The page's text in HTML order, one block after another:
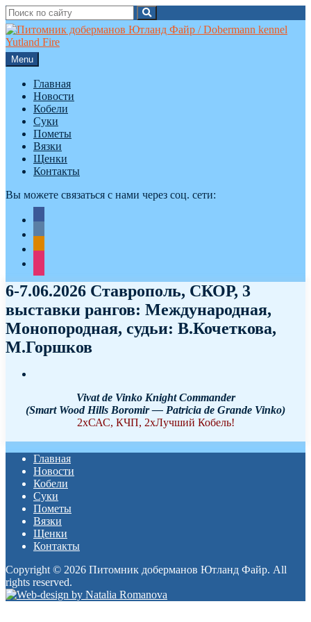
Search
for:
Search
Skip
to
content
Menu
Главная
Новости
Кобели
Суки
Пометы
Вязки
Щенки
Контакты
Вы можете связаться с нами через соц. сети:
6-7.06.2026 Ставрополь, СКОР, 3
выставки рангов: Международная,
Монопородная, судьи: В.Кочеткова,
М.Горшков
Vivat de Vinko Knight Commander
(Smart Wood Hills Boromir — Patricia de Grande Vinko)
2хСАС, КЧП, 2хЛучший Кобель!
Главная
Новости
Кобели
Суки
Пометы
Вязки
Щенки
Контакты
Copyright © 2026 Питомник доберманов Ютланд Файр. All
rights reserved.